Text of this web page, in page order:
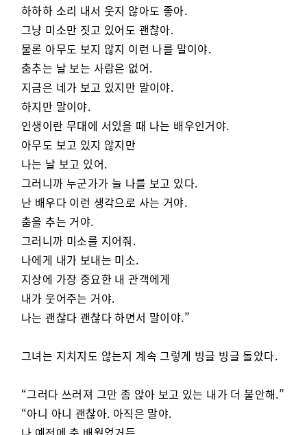
하하하 소리 내서 웃지 않아도 좋아.
그냥 미소만 짓고 있어도 괜찮아.
물론 아무도 보지 않지 이런 나를 말이야.
춤추는 날 보는 사람은 없어.
지금은 네가 보고 있지만 말이야.
하지만 말이야.
인생이란 무대에 서있을 때 나는 배우인거야.
아무도 보고 있지 않지만
나는 날 보고 있어.
그러니까 누군가가 늘 나를 보고 있다.
난 배우다 이런 생각으로 사는 거야.
춤을 추는 거야.
그러니까 미소를 지어줘.
나에게 내가 보내는 미소.
지상에 가장 중요한 내 관객에게
내가 웃어주는 거야.
나는 괜찮다 괜찮다 하면서 말이야.”
그녀는 지치지도 않는지 계속 그렇게 빙글 빙글 돌았다.
“그러다 쓰러져 그만 좀 앉아 보고 있는 내가 더 불안해.”
“아니 아니 괜찮아. 아직은 말야.